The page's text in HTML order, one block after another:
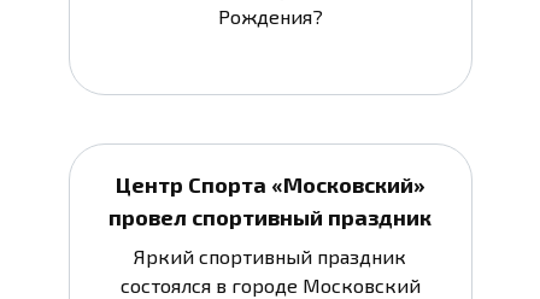
Рождения?
Центр Спорта «Московский»
провел спортивный праздник
Яркий спортивный праздник
состоялся в городе Московский